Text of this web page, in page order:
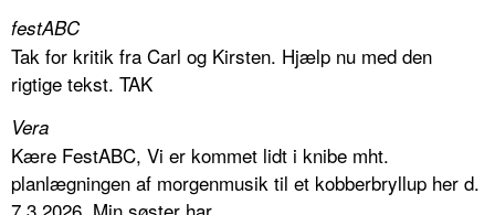
festABC
Tak for kritik fra Carl og Kirsten. Hjælp nu med den
rigtige tekst. TAK
Vera
Kære FestABC, Vi er kommet lidt i knibe mht.
planlægningen af morgenmusik til et kobberbryllup her d.